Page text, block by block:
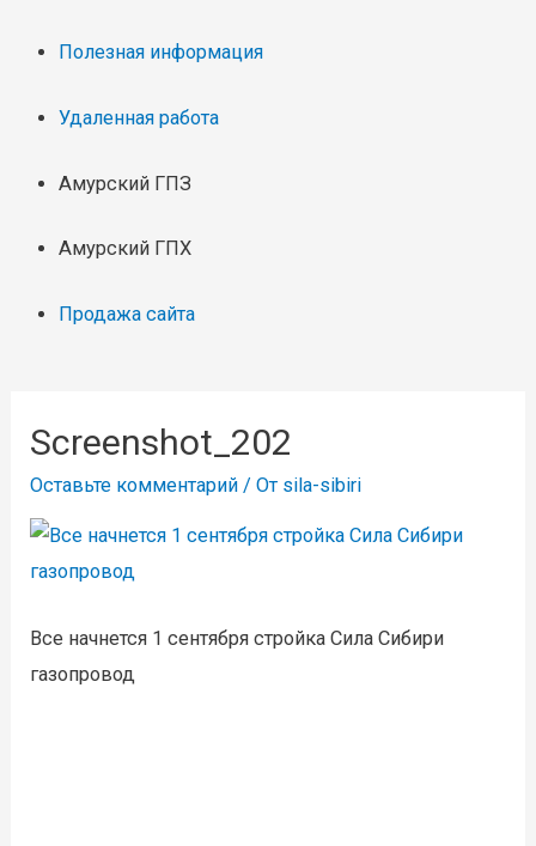
Полезная информация
Удаленная работа
Амурский ГПЗ
Амурский ГПХ
Продажа сайта
Screenshot_202
Оставьте комментарий / От sila-sibiri
Все начнется 1 сентября стройка Сила Сибири
газопровод